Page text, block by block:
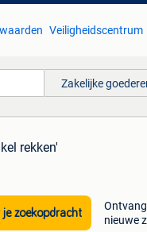
Veiligheidscentrum
Zakelijke
rekken'
je zoekopdracht
nieuwe